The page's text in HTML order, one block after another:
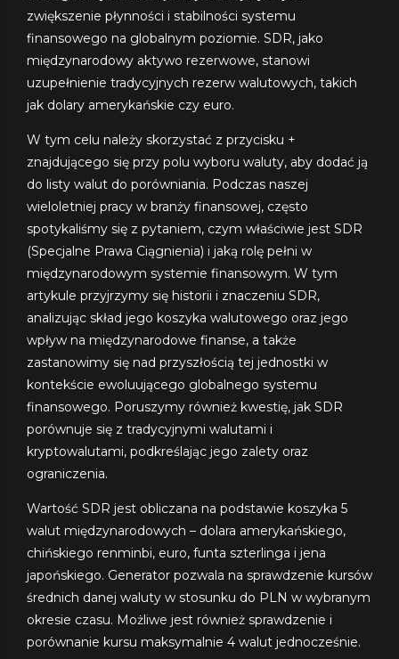
zwiększenie płynności i stabilności systemu
finansowego na globalnym poziomie. SDR, jako
międzynarodowy aktywo rezerwowe, stanowi
uzupełnienie tradycyjnych rezerw walutowych, takich
jak dolary amerykańskie czy euro.
W tym celu należy skorzystać z przycisku +
znajdującego się przy polu wyboru waluty, aby dodać ją
do listy walut do porówniania. Podczas naszej
wieloletniej pracy w branży finansowej, często
spotykaliśmy się z pytaniem, czym właściwie jest SDR
(Specjalne Prawa Ciągnienia) i jaką rolę pełni w
międzynarodowym systemie finansowym. W tym
artykule przyjrzymy się historii i znaczeniu SDR,
analizując skład jego koszyka walutowego oraz jego
wpływ na międzynarodowe finanse, a także
zastanowimy się nad przyszłością tej jednostki w
kontekście ewoluującego globalnego systemu
finansowego. Poruszymy również kwestię, jak SDR
porównuje się z tradycyjnymi walutami i
kryptowalutami, podkreślając jego zalety oraz
ograniczenia.
Wartość SDR jest obliczana na podstawie koszyka 5
walut międzynarodowych – dolara amerykańskiego,
chińskiego renminbi, euro, funta szterlinga i jena
japońskiego. Generator pozwala na sprawdzenie kursów
średnich danej waluty w stosunku do PLN w wybranym
okresie czasu. Możliwe jest również sprawdzenie i
porównanie kursu maksymalnie 4 walut jednocześnie.